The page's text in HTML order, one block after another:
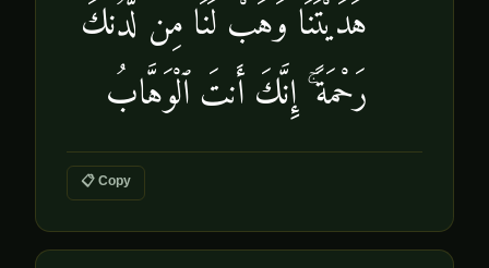
هَدَيْتَنَا وَهَبْ لَنَا مِن لَّدُنكَ
رَحْمَةً ۚ إِنَّكَ أَنتَ ٱلْوَهَّابُ
📋 Copy